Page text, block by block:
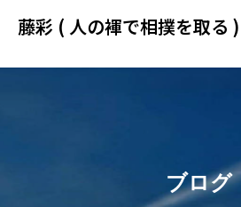
藤彩 ( 人の褌で相撲を取る )
ブログ